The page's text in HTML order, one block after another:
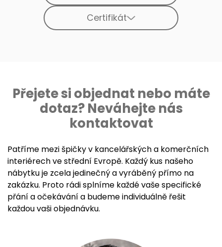
Certifikát
Přejete si objednat nebo máte
dotaz? Neváhejte nás
kontaktovat
Patříme mezi špičky v kancelářských a komerčních
interiérech ve střední Evropě. Každý kus našeho
nábytku je zcela jedinečný a vyráběný přímo na
zakázku. Proto rádi splníme každé vaše specifické
přání a očekávání a budeme individuálně řešit
každou vaši objednávku.